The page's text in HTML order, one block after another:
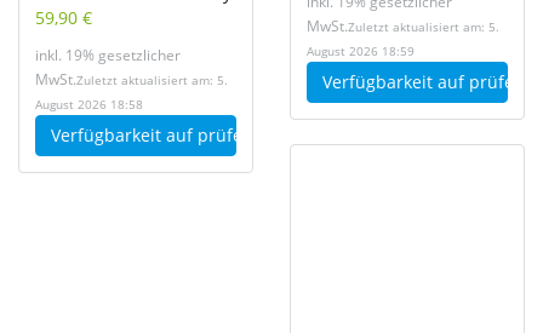
59,90 €
inkl. 19% gesetzlicher
MwSt.Zuletzt aktualisiert am: 5.
August 2026 18:58
Verfügbarkeit auf prüfen
MwSt.Zuletzt aktualisiert am: 5.
August 2026 18:59
Verfügbarkeit auf prüfen